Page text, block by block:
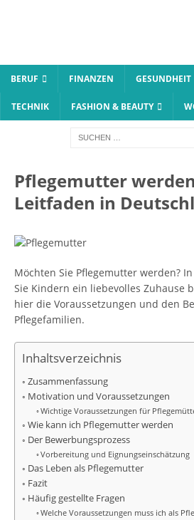
BERUF FINANZEN GESUNDHEIT
TECHNIK FASHION & BEAUTY
Pflegemutter
Leitfaden in
Möchten Sie Pflegemutter werden?
Sie Kindern ein liebevolles Zuhause
hier die Voraussetzungen und den
Pflegefamilien.
Inhaltsverzeichnis
Zusammenfassung
Motivation und Voraussetzungen
Wichtige Voraussetzungen für
Wie kann ich Pflegemutter werden
Der Bewerbungsprozess
Vorbereitung und Eignungseinschätzung
Das Leben als Pflegemutter
Fazit
Häufig gestellte Fragen
Welche Voraussetzungen muss ich als